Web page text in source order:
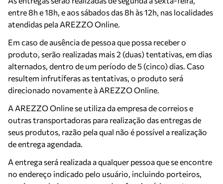
entre 8h e 18h, e aos sábados das 8h às 12h, nas localidades
atendidas pela AREZZO Online.
Em caso de ausência de pessoa que possa receber o
produto, serão realizadas mais 2 (duas) tentativas, em dias
alternados, dentro de um período de 5 (cinco) dias. Caso
resultem infrutíferas as tentativas, o produto será
direcionado novamente à AREZZO Online.
A AREZZO Online se utiliza da empresa de correios e
outras transportadoras para realização das entregas de
seus produtos, razão pela qual não é possível a realização
de entrega agendada.
A entrega será realizada a qualquer pessoa que se encontre
no endereço indicado pelo usuário, incluindo porteiros,